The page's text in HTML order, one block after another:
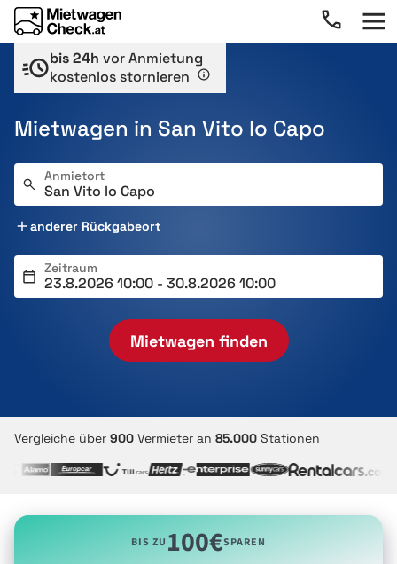
bis 24h vor Anmietung
kostenlos stornieren
Mietwagen in San Vito lo Capo
Anmietort
anderer Rückgabeort
Zeitraum
Mietwagen finden
Vergleiche über 900 Vermieter an 85.000 Stationen
BIS ZU100€SPAREN